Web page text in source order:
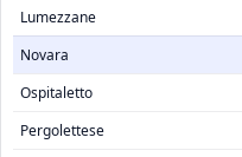
Lumezzane
Novara
Ospitaletto
Pergolettese